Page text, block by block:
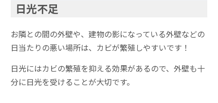
日光不足
お隣との間の外壁や、建物の影になっている外壁などの
日当たりの悪い場所は、カビが繁殖しやすいです！
日光にはカビの繁殖を抑える効果があるので、外壁も十
分に日光を受けることが大切です。